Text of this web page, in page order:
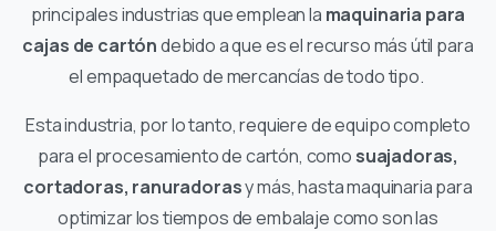
principales industrias que emplean la maquinaria para
cajas de cartóndebido a que es el recurso más útil para
el empaquetado de mercancías de todo tipo.
Esta industria, por lo tanto, requiere de equipo completo
para el procesamiento de cartón, como suajadoras,
cortadoras, ranuradorasy más, hasta maquinaria para
optimizar los tiempos de embalaje como son las